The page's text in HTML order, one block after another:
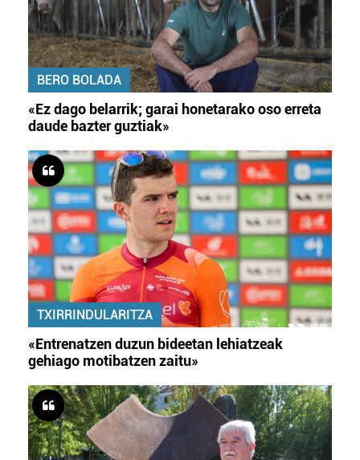
BERO BOLADA
«Ez dago belarrik; garai honetarako oso erreta
daude bazter guztiak»
TXIRRINDULARITZA
«Entrenatzen duzun bideetan lehiatzeak
gehiago motibatzen zaitu»